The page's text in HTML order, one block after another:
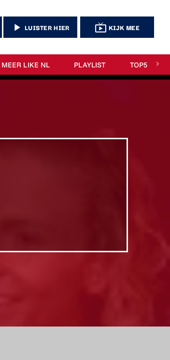
MEER LIKE NL PLAYLIST TOP5
play_arrow LUISTER HIER live_tv KIJK MEE